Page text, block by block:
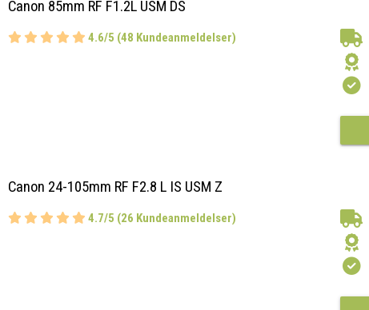
Canon 85mm RF F1.2L USM DS
4.6/5 (48 Kundeanmeldelser)
Canon 24-105mm RF F2.8 L IS USM Z
4.7/5 (26 Kundeanmeldelser)